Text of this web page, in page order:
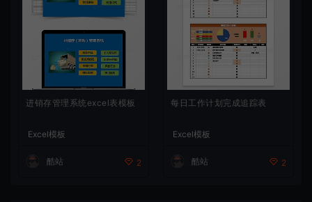
进销存管理系统excel表模板
Excel模板
酷站 2
每日工作计划完成追踪表
Excel模板
酷站 2